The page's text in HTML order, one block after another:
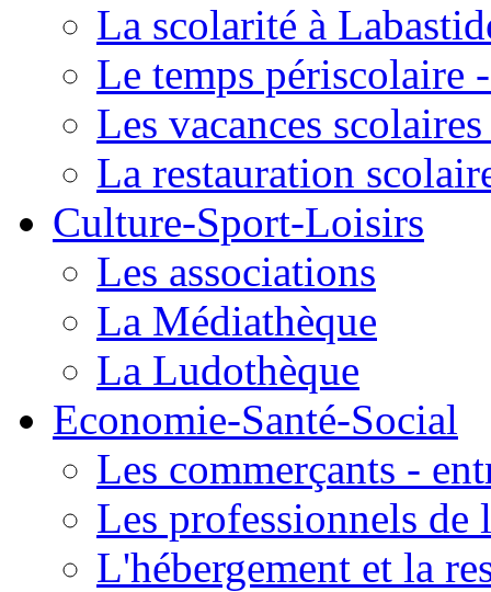
La scolarité à
Le temps périscolaire
Les vacances
La restauration
Culture-Sport-Loisirs
Les associations
La Médiathèque
La Ludothèque
Economie-Santé-Social
Les commerçants -
Les professionnels de
L'hébergement et la